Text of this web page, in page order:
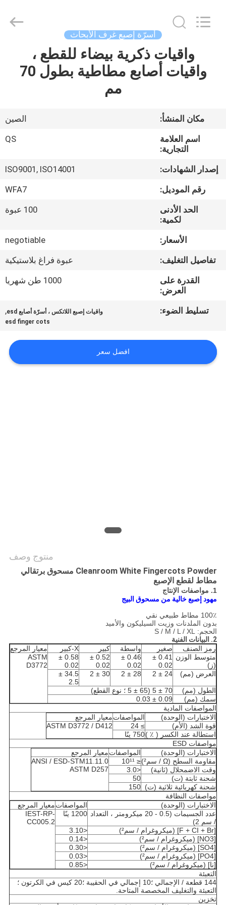
الصفحة
الرئيسية
معلومات
جولة
مراقبة
الجودة
أخبار
Technology
Co.,Ltd.
أسرّة إصبع غرف الأبحاث
واقيات ذكرية بيضاء للقطع ،
واقيات أصابع مطاطية بطول 70
مم
مكان المنشأ:
الصين
اسم العلامة
التجارية:
QS
إصدار الشهادات:
ISO9001, ISO14001
رقم الموديل:
WFA7
الحد الأدنى
لكمية:
100 عبوة
الأسعار:
negotiable
تفاصيل التغليف:
عبوة فراغ بلاستيكية
القدرة على
العرض:
1000 طن شهريا
تسليط الضوء: واقيات إصبع اللاتكس ، أسرّة أصابع esd ,
esd finger cots
افضل سعر
منتوج وصف
Cleanroom White Fingercots Powder مسحوق برتقالي
مطاط لقطع الإصبع
1. مواصفات الإنتاج
مهود إصبع خالية من مسحوق البيج
100٪ مطاط طبيعي نقي
بدون الملدنات وزيت السيليكون والأميد
الحجم: S / M / L / XL
2. البيانات الفنية
رمز الصنف
صغير واسطة كبير X-كبير
معيار المرجع
متوسط ​​الوزن
(ز)
0.41 ±
0.02
0.46 ±
0.02
0.52 ±
0.02
0.58 ±
0.02
ASTM
D3772
العرض (مم)
24 ± 2
28 ± 2
30 ± 2
34.5 ±
2.5
الطول (مم)
70 ± 5 (65 ± 5 ؛ نوع القطع)
سمك (مم)
0.09 ± 0.03
المواصفات المادية
الاختبارات (الوحدة)
المواصفاتمعيار المرجع
قوة الشد (الأم)
≥ 24
ASTM D3772 / D412
استطالة عند الكسر ( ٪ )750 ينًا
مواصفات ESD
الاختبارات (الوحدة)
المواصفاتمعيار المرجع
مقاومة السطح (Ω / سم²)
≤ 10¹¹
ANSI / ESD-STM11.11.0
ASTM D257
وقت الاضمحلال (ثانية)
<3.0
شحنة ثابتة (ت)
50
شحنة كهربائية ثلاثية (ت) 150
مواصفات النظافة
الاختبارات (الوحدة)
المواصفاتمعيار المرجع
عدد الجسيمات (0.5 - 20 ميكرومتر ، التعداد
/ سم 2)
1200 ينًا
IEST-RP-
CC005.2
[F + CI + Br] (ميكروغرام / سم²)
<3.10
[NO3] (ميكروغرام / سم²)
<0.14
[SO4] (ميكروغرام / سم²)
<0.30
[PO4] (ميكروغرام / سم²)
<0.03
[نا] (ميكروغرام / سم²)
<0.85
التعبئة
144 قطعة / الإجمالي ؛10 إجمالي في الحقيبة ؛20 كيس في الكرتون ؛
التعبئة والتغليف المخصصة المتاحة.
تخزين